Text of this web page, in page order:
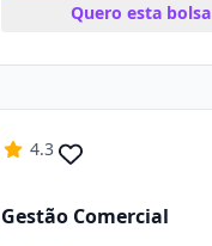
Quero esta bolsa
4.3
Gestão Comercial